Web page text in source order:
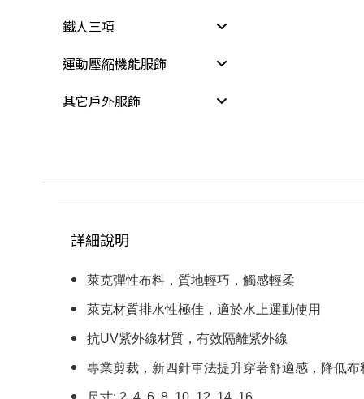
鐵人三項
運動壓縮機能服飾
其它戶外服飾
詳細說明
萊克彈性布料，質地輕巧，觸感輕柔
萊克材質排水性極佳，適於水上運動使用
抗UV紫外線材質，有效隔離紫外線
專業剪裁，新四針車法提升穿著舒適感，降低